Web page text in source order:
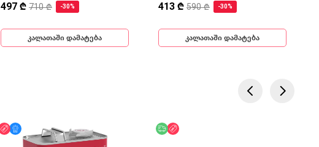
497 ₾ 710 ₾ -30%
კალათაში დამატება
413 ₾ 590 ₾ -30%
კალათაში დამატება
ფასდაკლება
მხოლოდ ონლაინ უფასო მიწოდება